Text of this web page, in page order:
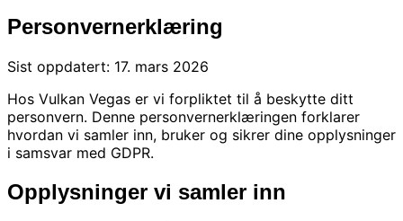
Personvernerklæring
Sist oppdatert: 17. mars 2026
Hos Vulkan Vegas er vi forpliktet til å beskytte ditt
personvern. Denne personvernerklæringen forklarer
hvordan vi samler inn, bruker og sikrer dine opplysninger
i samsvar med GDPR.
Opplysninger vi samler inn